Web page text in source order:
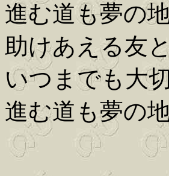
進む道も夢の
助けあえる友
いつまでも大
進む道も夢